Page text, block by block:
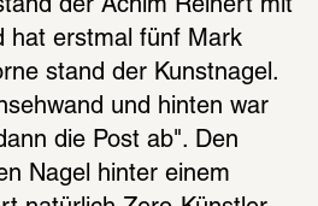
der Achim Reinert mit
hat erstmal fünf Mark
stand der Kunstnagel.
und hinten war
die Post ab". Den
Nagel hinter einem